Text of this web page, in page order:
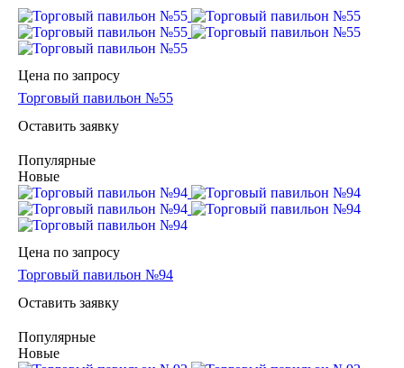
Цена по запросу
Торговый павильон №55
Оставить заявку
Популярные
Новые
Цена по запросу
Торговый павильон №94
Оставить заявку
Популярные
Новые